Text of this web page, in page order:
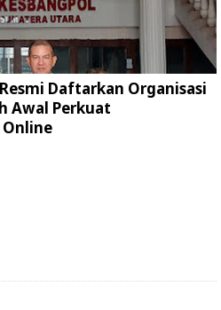
Daftarkan Organisasi
Awal Perkuat